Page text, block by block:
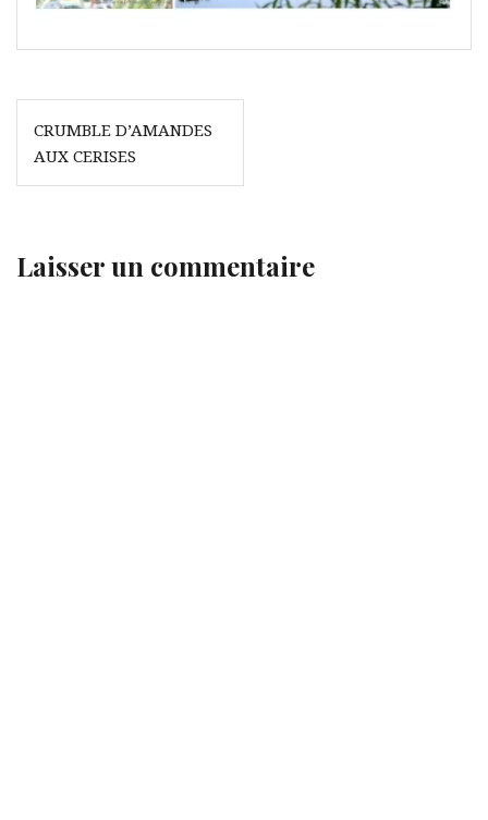
Navigation
de
l’article
CRUMBLE D’AMANDES
AUX CERISES
Laisser un commentaire